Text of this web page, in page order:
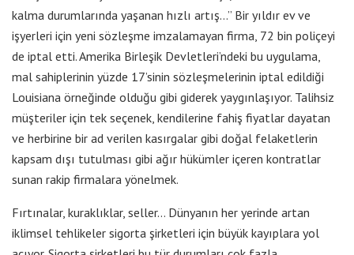
kalma durumlarında yaşanan hızlı artış…” Bir yıldır ev ve
işyerleri için yeni sözleşme imzalamayan firma, 72 bin poliçeyi
de iptal etti. Amerika Birleşik Devletleri’ndeki bu uygulama,
mal sahiplerinin yüzde 17’sinin sözleşmelerinin iptal edildiği
Louisiana örneğinde olduğu gibi giderek yaygınlaşıyor. Talihsiz
müşteriler için tek seçenek, kendilerine fahiş fiyatlar dayatan
ve herbirine bir ad verilen kasırgalar gibi doğal felaketlerin
kapsam dışı tutulması gibi ağır hükümler içeren kontratlar
sunan rakip firmalara yönelmek.
Fırtınalar, kuraklıklar, seller… Dünyanın her yerinde artan
iklimsel tehlikeler sigorta şirketleri için büyük kayıplara yol